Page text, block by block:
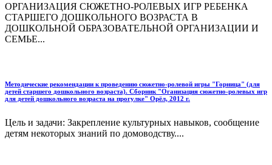
ОРГАНИЗАЦИЯ СЮЖЕТНО-РОЛЕВЫХ ИГР РЕБЕНКА
СТАРШЕГО ДОШКОЛЬНОГО ВОЗРАСТА В
ДОШКОЛЬНОЙ ОБРАЗОВАТЕЛЬНОЙ ОРГАНИЗАЦИИ И
СЕМЬЕ...
Методические рекомендации к проведению сюжетно-ролевой игры "Горница" (для
детей старшего дошкольного возраста). Сборник "Оганизация сюжетно-ролевых игр
для детей дошкольного возраста на прогулке" Орёл, 2012 г.
Цель и задачи: Закрепление культурных навыков, сообщение
детям некоторых знаний по домоводству....